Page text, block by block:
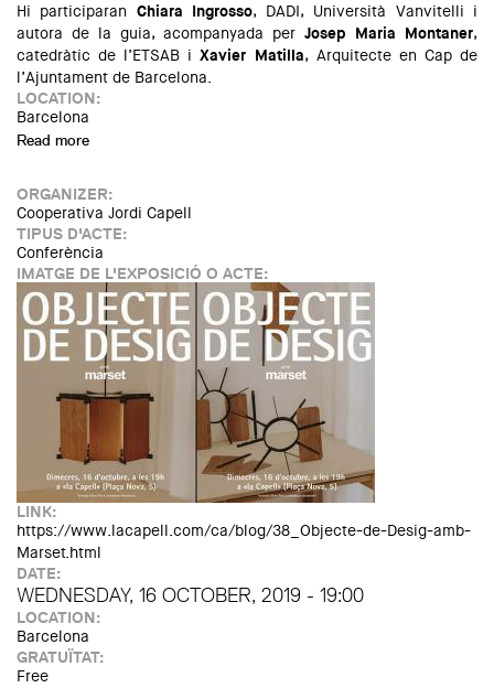
Hi participaran Chiara Ingrosso, DADI, Università Vanvitelli i
autora de la guia, acompanyada per Josep Maria Montaner,
catedràtic de l’ETSAB iXavier Matilla, Arquitecte en Cap de
l’Ajuntament de Barcelona.
LOCATION:
Barcelona
Read more
ORGANIZER:
Cooperativa Jordi Capell
TIPUS D'ACTE:
Conferència
IMATGE DE L'EXPOSICIÓ O ACTE:
LINK:
https://www.lacapell.com/ca/blog/38_Objecte-de-Desig-amb-
Marset.html
DATE:
WEDNESDAY, 16 OCTOBER, 2019 - 19:00
LOCATION:
Barcelona
GRATUÏTAT:
Free